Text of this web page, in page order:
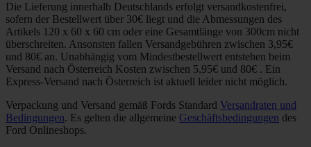
Die Lieferung innerhalb Deutschlands erfolgt versandkostenfrei,
sofern der Bestellwert über 30€ liegt und die Abmessungen des
Artikels 120 x 60 x 60 cm oder eine Gesamtlänge von 300cm nicht
überschreiten. Ansonsten fallen Versandgebühren zwischen 3,95€
und 80€ an. Unabhängig vom Mindestbestellwert entstehen beim
Versand nach Österreich Kosten zwischen 5,95€ und 80€ . Ein
Express-Versand nach Österreich ist aktuell leider nicht möglich.
Verpackung und Versand gemäß Fords Standard Versandraten und
Bedingungen. Es gelten die allgemeine Geschäftsbedingungen des
Ford Onlineshops.